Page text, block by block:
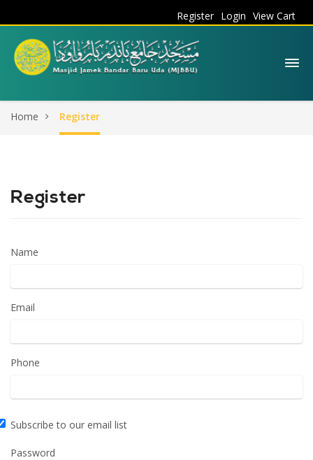
View Cart
Login
Register
Home Register
Register
Name
Email
Phone
Subscribe to our email list
Password